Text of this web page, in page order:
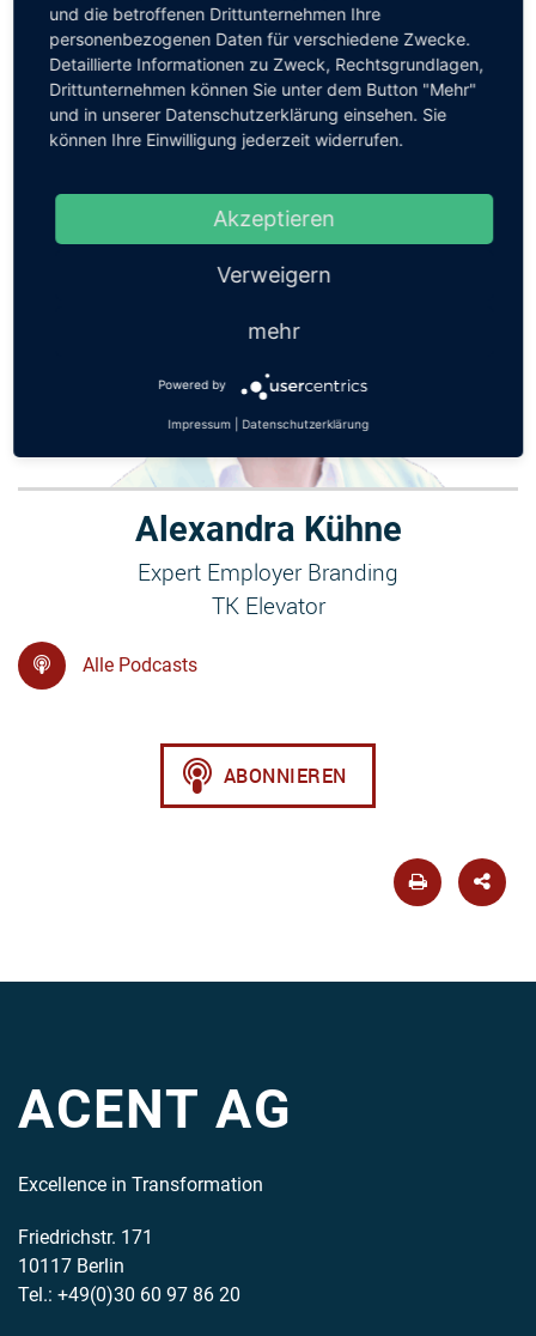
Alexandra Kühne
Expert Employer Branding
TK Elevator
Wir freuen uns über Ihr Feedback und Ihre Kommentare zu
diesem Podcast. Bitte senden Sie dazu einfach eineE-Mail
an den jeweiligen Moderator:
post@cioradio.de
Alle Podcasts
ACENT AG
Excellence in Transformation
Friedrichstr. 171
10117 Berlin
Tel.: +49(0)30 60 97 86 20
und die betroffenen Drittunternehmen Ihre
personenbezogenen Daten für verschiedene Zwecke.
Detaillierte Informationen zu Zweck, Rechtsgrundlagen,
Drittunternehmen können Sie unter dem Button "Mehr"
und in unserer Datenschutzerklärung einsehen. Sie
können Ihre Einwilligung jederzeit widerrufen.
Akzeptieren
Verweigern
mehr
Powered by
Impressum Datenschutzerklärung